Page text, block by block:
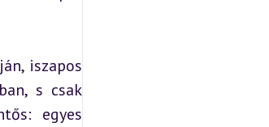
iszapos
s csak
egyes